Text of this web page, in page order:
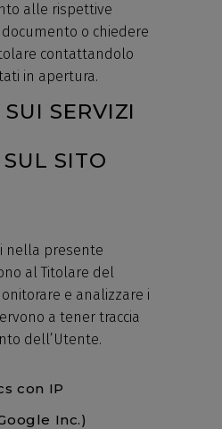
alle rispettive
o chiedere
contattandolo
in apertura.
SERVIZI
SITO
nella presente
al Titolare del
e analizzare i
a tener traccia
dell’Utente.
con IP
Inc.)